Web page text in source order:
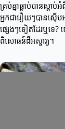
គ្រប់គ្នាធ្លាប់បានស្ត
អ្នកជារឿយៗបានស៊ើប
ផ្សេងៗទៀតដែរឬទេ?
ពិសោធន៍ដ៏អស្ចារ្យ។